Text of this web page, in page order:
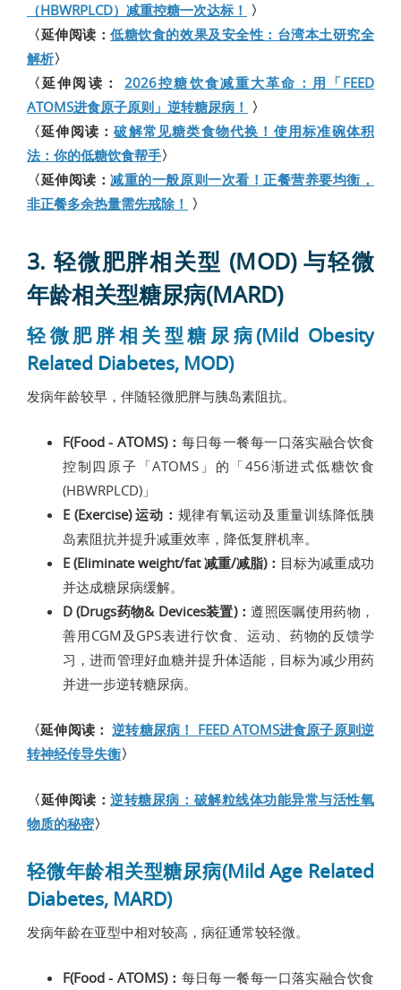
（HBWRPLCD）减重控糖一次达标！ 〉
〈延伸阅读：低糖饮食的效果及安全性：台湾本土研究全
解析〉
〈延伸阅读：2026控糖饮食减重大革命：用「FEED
ATOMS进食原子原则」逆转糖尿病！ 〉
〈延伸阅读：破解常见糖类食物代换！使用标准碗体积
法：你的低糖饮食帮手〉
〈延伸阅读：减重的一般原则一次看！正餐营养要均衡，
非正餐多余热量需先戒除！ 〉
3. 轻微肥胖相关型 (MOD) 与轻微
年龄相关型糖尿病(MARD)
轻微肥胖相关型糖尿病(Mild Obesity
Related Diabetes, MOD)
发病年龄较早，伴随轻微肥胖与胰岛素阻抗。
F(Food - ATOMS)： 每日每一餐每一口落实融合饮食
控制四原子「ATOMS」的「456渐进式低糖饮食
(HBWRPLCD)」
E (Exercise) 运动： 规律有氧运动及重量训练降低胰
岛素阻抗并提升减重效率，降低复胖机率。
E (Eliminate weight/fat 减重/减脂)： 目标为减重成功
并达成糖尿病缓解。
D (Drugs药物& Devices装置)：遵照医嘱使用药物，
善用CGM及GPS表进行饮食、运动、药物的反馈学
习，进而管理好血糖并提升体适能，目标为减少用药
并进一步逆转糖尿病。
〈延伸阅读：逆转糖尿病！ FEED ATOMS进食原子原则逆
转神经传导失衡〉
〈延伸阅读：逆转糖尿病：破解粒线体功能异常与活性氧
物质的秘密〉
轻微年龄相关型糖尿病(Mild Age Related
Diabetes, MARD)
发病年龄在亚型中相对较高，病征通常较轻微。
F(Food - ATOMS)： 每日每一餐每一口落实融合饮食